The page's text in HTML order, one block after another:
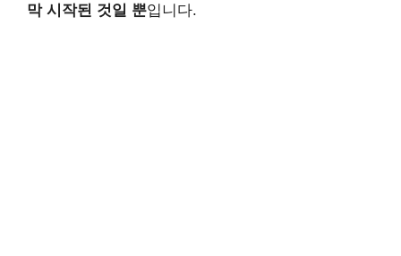
막 시작된 것일 뿐입니다.